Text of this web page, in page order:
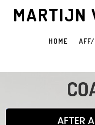
MARTIJN
HOME AFF/
AFTER